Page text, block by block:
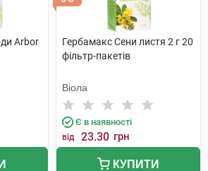
Arbor
Гербамакс Сени листя 2 г 20
фільтр-пакетів
Віола
Є в наявності
від 23.30 грн
КУПИТИ